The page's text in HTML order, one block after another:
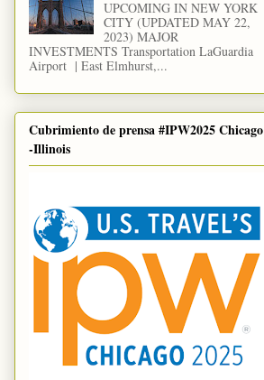
UPCOMING IN NEW YORK
CITY (UPDATED MAY 22,
2023) MAJOR
INVESTMENTS Transportation LaGuardia
Airport | East Elmhurst,...
Cubrimiento de prensa #IPW2025 Chicago
-Illinois